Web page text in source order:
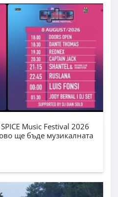
Music Festival 2026
ще бъде музикалната